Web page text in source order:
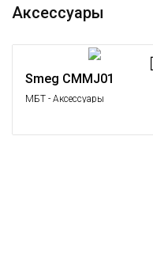
Аксессуары
Smeg CMMJ01
МБТ - Аксессуары